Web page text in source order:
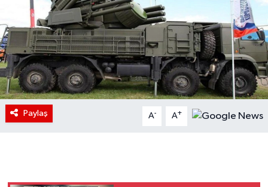
Paylaş A- A+